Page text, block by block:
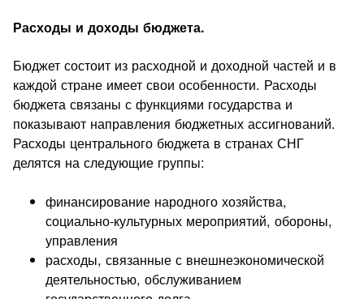
Расходы и доходы бюджета.
Бюджет состоит из расходной и доходной частей и в
каждой стране имеет свои особенности. Расходы
бюджета связаны с функциями государства и
показывают направления бюджетных ассигнований.
Расходы центрального бюджета в странах СНГ
делятся на следующие группы:
финансирование народного хозяйства,
социально-культурных мероприятий, обороны,
управления
расходы, связанные с внешнеэкономической
деятельностью, обслуживанием